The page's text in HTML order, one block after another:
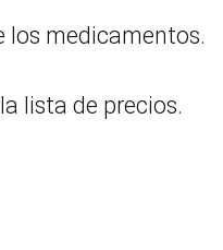
los medicamentos.
lista de precios.